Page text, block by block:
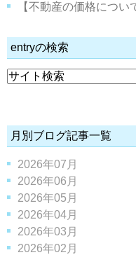
【不動産の価格につい
entryの検索
月別ブログ記事一覧
2026年07月
2026年06月
2026年05月
2026年04月
2026年03月
2026年02月